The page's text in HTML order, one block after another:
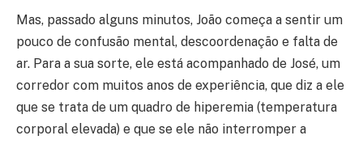
Mas, passado alguns minutos, João começa a sentir um
pouco de confusão mental, descoordenação e falta de
ar. Para a sua sorte, ele está acompanhado de José, um
corredor com muitos anos de experiência, que diz a ele
que se trata de um quadro de hiperemia (temperatura
corporal elevada) e que se ele não interromper a